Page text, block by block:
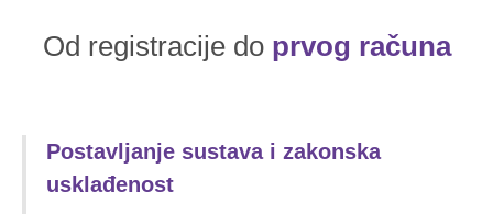
Od registracije do prvog računa
Postavljanje sustava i zakonska
usklađenost